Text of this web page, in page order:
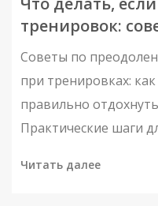
тренировок:
выгорания
Советы по
при тренировках:
правильно
Практические шаги
Читать далее